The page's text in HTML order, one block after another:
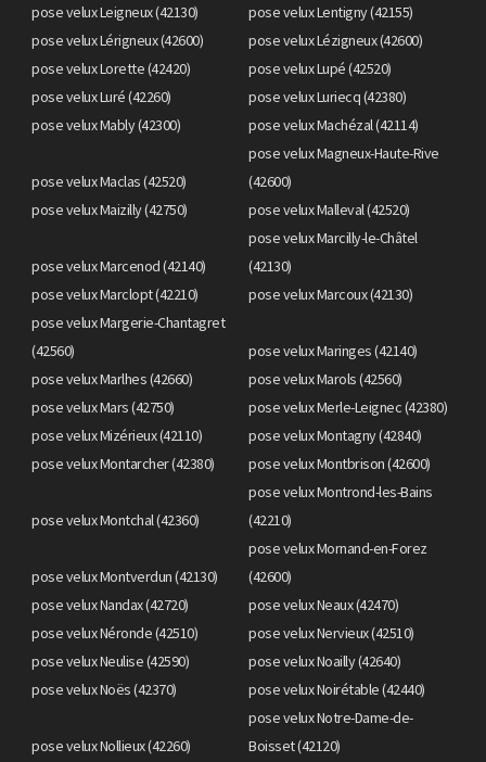
pose velux Leigneux (42130)
pose velux Lentigny (42155)
pose velux Lérigneux (42600)
pose velux Lézigneux (42600)
pose velux Lorette (42420)
pose velux Lupé (42520)
pose velux Luré (42260)
pose velux Luriecq (42380)
pose velux Mably (42300)
pose velux Machézal (42114)
pose velux Maclas (42520)
pose velux Magneux-Haute-Rive
(42600)
pose velux Maizilly (42750)
pose velux Malleval (42520)
pose velux Marcenod (42140)
pose velux Marcilly-le-Châtel
(42130)
pose velux Marclopt (42210)
pose velux Marcoux (42130)
pose velux Margerie-Chantagret
(42560)
pose velux Maringes (42140)
pose velux Marlhes (42660)
pose velux Marols (42560)
pose velux Mars (42750)
pose velux Merle-Leignec (42380)
pose velux Mizérieux (42110)
pose velux Montagny (42840)
pose velux Montarcher (42380)
pose velux Montbrison (42600)
pose velux Montchal (42360)
pose velux Montrond-les-Bains
(42210)
pose velux Montverdun (42130)
pose velux Mornand-en-Forez
(42600)
pose velux Nandax (42720)
pose velux Neaux (42470)
pose velux Néronde (42510)
pose velux Nervieux (42510)
pose velux Neulise (42590)
pose velux Noailly (42640)
pose velux Noës (42370)
pose velux Noirétable (42440)
pose velux Nollieux (42260)
pose velux Notre-Dame-de-
Boisset (42120)